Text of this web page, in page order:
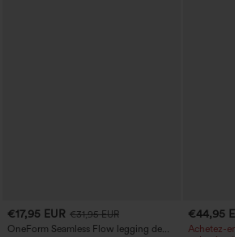
€17,95 EUR €31,95 EUR
OneForm Seamless Flow legging de
€44,95
Achetez-